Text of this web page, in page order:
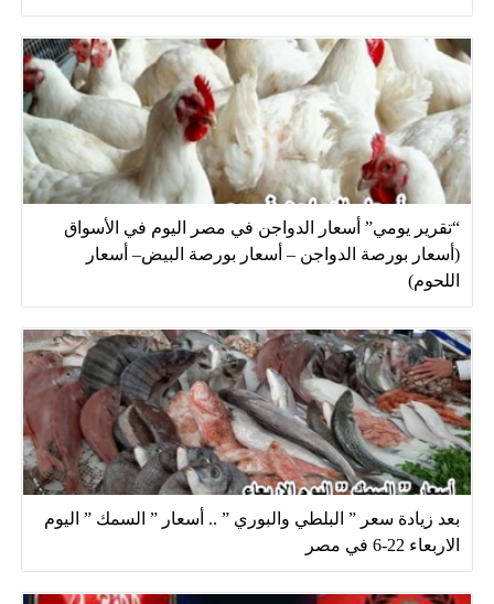
“تقرير يومي” أسعار الدواجن في مصر اليوم في الأسواق
(أسعار بورصة الدواجن – أسعار بورصة البيض– أسعار
اللحوم)
بعد زيادة سعر ” البلطي والبوري ” .. أسعار ” السمك ” اليوم
الاربعاء 22-6 في مصر